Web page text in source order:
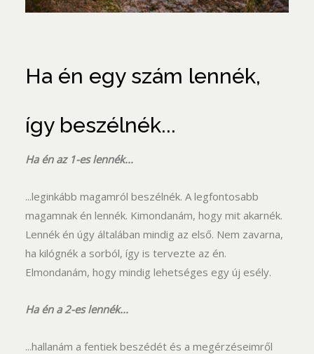
Ha én egy szám lennék,
így beszélnék...
Ha én az 1-es lennék...
...leginkább magamról beszélnék. A legfontosabb
magamnak én lennék. Kimondanám, hogy mit akarnék.
Lennék én úgy általában mindig az első. Nem zavarna,
ha kilógnék a sorból, így is tervezte az én.
Elmondanám, hogy mindig lehetséges egy új esély.
Ha én a 2-es lennék...
...hallanám a fentiek beszédét és a megérzéseimről